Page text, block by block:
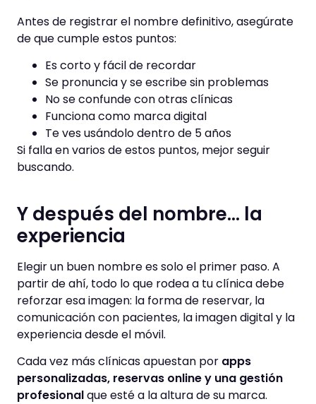
Antes de registrar el nombre definitivo, asegúrate
de que cumple estos puntos:
Es corto y fácil de recordar
Se pronuncia y se escribe sin problemas
No se confunde con otras clínicas
Funciona como marca digital
Te ves usándolo dentro de 5 años
Si falla en varios de estos puntos, mejor seguir
buscando.
Y después del nombre… la
experiencia
Elegir un buen nombre es solo el primer paso. A
partir de ahí, todo lo que rodea a tu clínica debe
reforzar esa imagen: la forma de reservar, la
comunicación con pacientes, la imagen digital y la
experiencia desde el móvil.
Cada vez más clínicas apuestan por apps
personalizadas, reservas online y una gestión
profesionalque esté a la altura de su marca.